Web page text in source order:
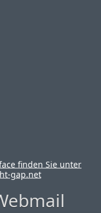
finden Sie unter
gap.net